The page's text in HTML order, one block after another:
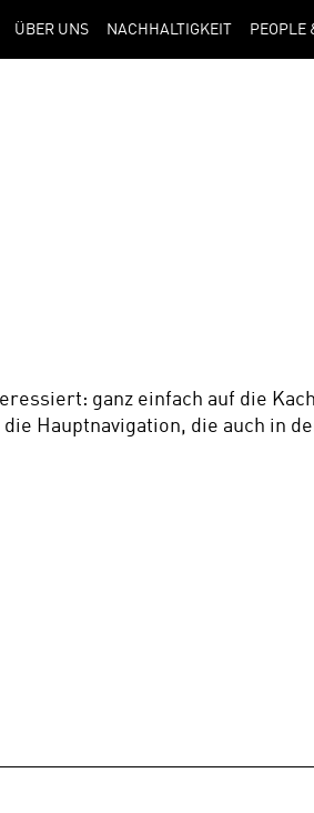
ÜBER UNS NACHHALTIGKEIT PEOPLE
ganz einfach auf die
Hauptnavigation, die auch in